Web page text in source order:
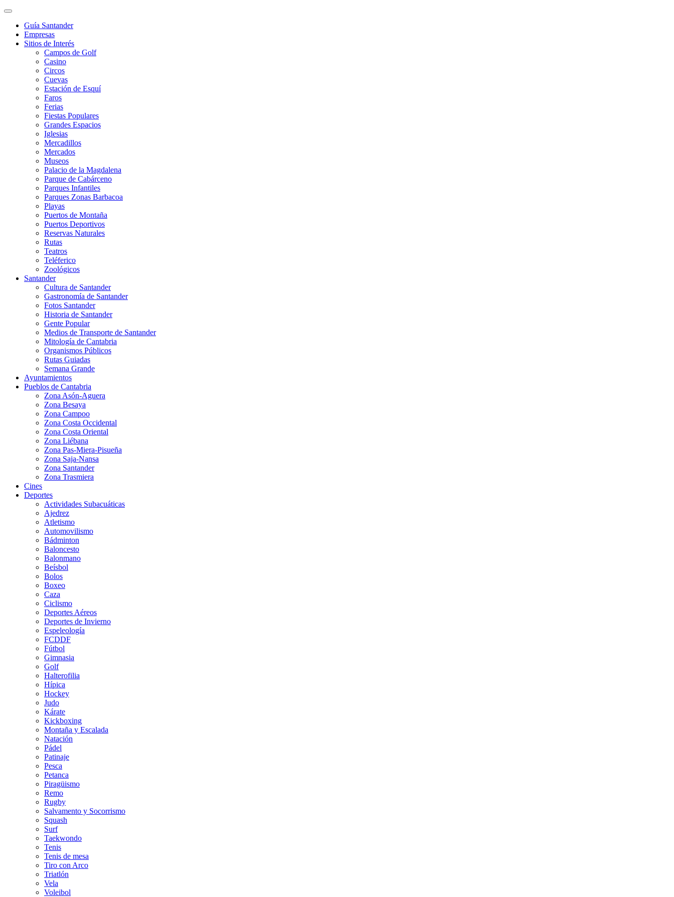
Guía Santander
Empresas
Sitios de Interés
Campos de Golf
Casino
Circos
Cuevas
Estación de Esquí
Faros
Ferias
Fiestas Populares
Grandes Espacios
Iglesias
Mercadillos
Mercados
Museos
Palacio de la Magdalena
Parque de Cabárceno
Parques Infantiles
Parques Zonas Barbacoa
Playas
Puertos de Montaña
Puertos Deportivos
Reservas Naturales
Rutas
Teatros
Teléferico
Zoológicos
Santander
Cultura de Santander
Gastronomía de Santander
Fotos Santander
Historia de Santander
Gente Popular
Medios de Transporte de Santander
Mitología de Cantabria
Organismos Públicos
Rutas Guiadas
Semana Grande
Ayuntamientos
Pueblos de Cantabria
Zona Asón-Aguera
Zona Besaya
Zona Campoo
Zona Costa Occidental
Zona Costa Oriental
Zona Liébana
Zona Pas-Miera-Pisueña
Zona Saja-Nansa
Zona Santander
Zona Trasmiera
Cines
Deportes
Actividades Subacuáticas
Ajedrez
Atletismo
Automovilismo
Bádminton
Baloncesto
Balonmano
Beísbol
Bolos
Boxeo
Caza
Ciclismo
Deportes Aéreos
Deportes de Invierno
Espeleología
FCDDF
Fútbol
Gimnasia
Golf
Halterofilia
Hípica
Hockey
Judo
Kárate
Kickboxing
Montaña y Escalada
Natación
Pádel
Patinaje
Pesca
Petanca
Piragüismo
Remo
Rugby
Salvamento y Socorrismo
Squash
Surf
Taekwondo
Tenis
Tenis de mesa
Tiro con Arco
Triatlón
Vela
Voleibol